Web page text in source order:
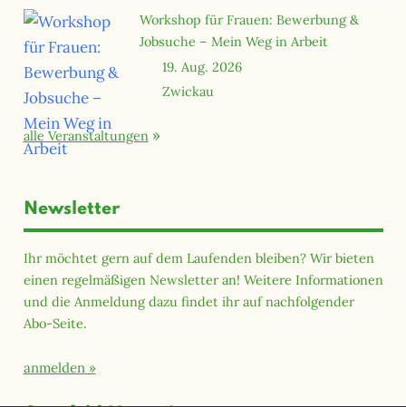
Workshop für Frauen: Bewerbung &
Jobsuche – Mein Weg in Arbeit
19. Aug. 2026
Zwickau
alle Veranstaltungen
Newsletter
Ihr möchtet gern auf dem Laufenden bleiben? Wir bieten
einen regelmäßigen Newsletter an! Weitere Informationen
und die Anmeldung dazu findet ihr auf nachfolgender
Abo-Seite.
anmelden